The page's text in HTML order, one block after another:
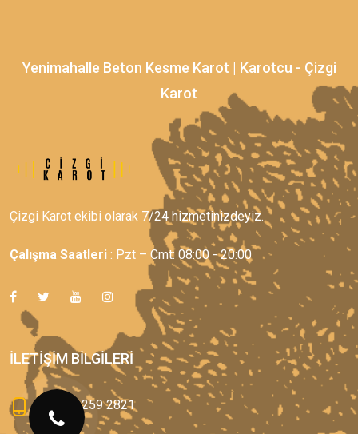
Yenimahalle Beton Kesme Karot | Karotcu - Çizgi
Karot
Çizgi Karot ekibi olarak 7/24 hizmetinizdeyiz.
Çalışma Saatleri : Pzt – Cmt: 08:00 - 20:00
İLETIŞIM BILGILERI
0(544) 259 2821